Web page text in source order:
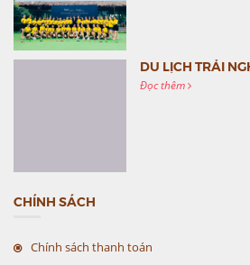
Đọc thêm
CHÍNH SÁCH
Chính sách thanh toán